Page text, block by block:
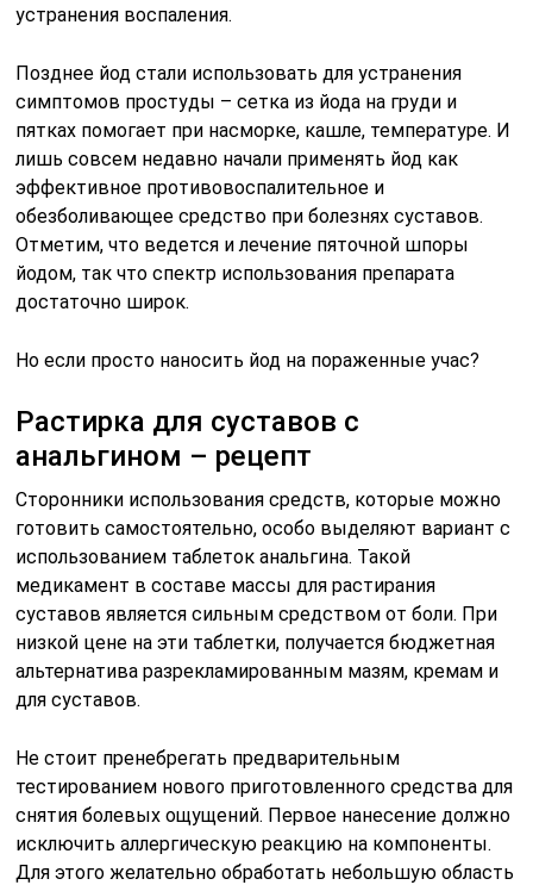
устранения воспаления.
Позднее йод стали использовать для устранения
симптомов простуды – сетка из йода на груди и
пятках помогает при насморке, кашле, температуре. И
лишь совсем недавно начали применять йод как
эффективное противовоспалительное и
обезболивающее средство при болезнях суставов.
Отметим, что ведется и лечение пяточной шпоры
йодом, так что спектр использования препарата
достаточно широк.
Но если просто наносить йод на пораженные учас?
Растирка для суставов с
анальгином – рецепт
Сторонники использования средств, которые можно
готовить самостоятельно, особо выделяют вариант с
использованием таблеток анальгина. Такой
медикамент в составе массы для растирания
суставов является сильным средством от боли. При
низкой цене на эти таблетки, получается бюджетная
альтернатива разрекламированным мазям, кремам и
для суставов.
Не стоит пренебрегать предварительным
тестированием нового приготовленного средства для
снятия болевых ощущений. Первое нанесение должно
исключить аллергическую реакцию на компоненты.
Для этого желательно обработать небольшую область